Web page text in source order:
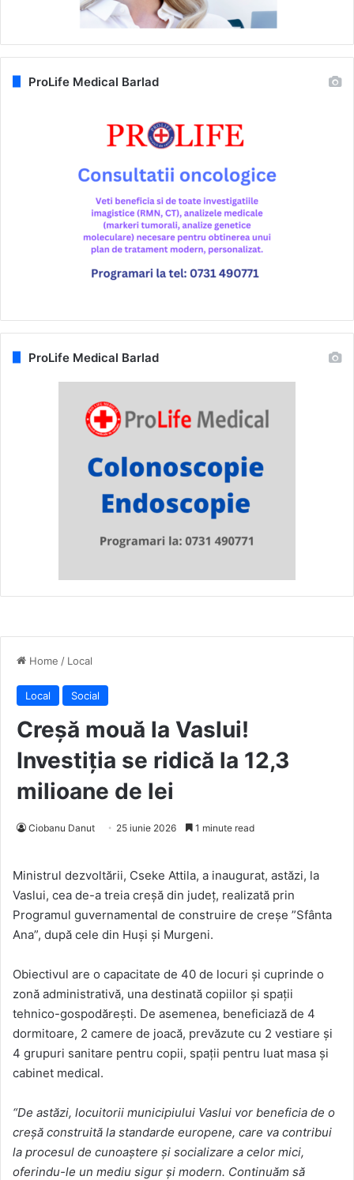
Home / Local
Local Social
Creșă mouă la Vaslui!
Investiția se ridică la 12,3
milioane de lei
Ciobanu Danut 25 iunie 2026 1 minute read
Ministrul dezvoltării, Cseke Attila, a inaugurat, astăzi, la
Vaslui, cea de-a treia creșă din județ, realizată prin
Programul guvernamental de construire de creșe ”Sfânta
Ana”, după cele din Huși și Murgeni.
Obiectivul are o capacitate de 40 de locuri și cuprinde o
zonă administrativă, una destinată copiilor și spații
tehnico-gospodărești. De asemenea, beneficiază de 4
dormitoare, 2 camere de joacă, prevăzute cu 2 vestiare și
4 grupuri sanitare pentru copii, spații pentru luat masa și
cabinet medical.
“De astăzi, locuitorii municipiului Vaslui vor beneficia de o
creșă construită la standarde europene, care va contribui
la procesul de cunoaștere și socializare a celor mici,
oferindu-le un mediu sigur și modern. Continuăm să
ProLife Medical Barlad
ProLife Medical Barlad